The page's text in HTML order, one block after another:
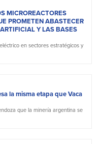
MICROREACTORES
PROMETEN ABASTECER
Y LAS BASES
en sectores estratégicos y
la misma etapa que Vaca
que la minería argentina se